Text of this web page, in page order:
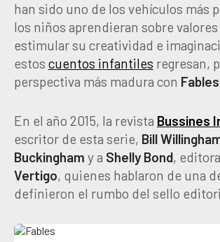
han sido uno de los vehículos más
los niños aprendieran sobre
estimular su creatividad e
estos cuentos infantiles regresan,
perspectiva más madura con Fables
En el año 2015, la revista Bussines
escritor de esta serie, Bill
Buckingham y a Shelly Bond,
Vertigo, quienes hablaron de una
definieron el rumbo del sello